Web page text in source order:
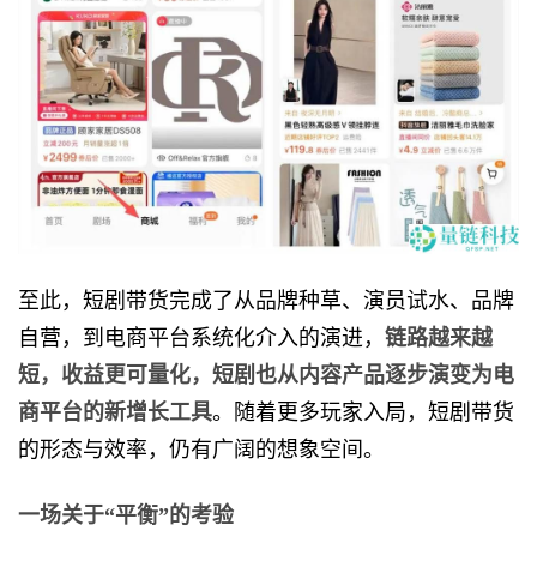
至此，短剧带货完成了从品牌种草、演员试水、品牌
自营，到电商平台系统化介入的演进， 链路越来越
短，收益更可量化，短剧也从内容产品逐步演变为电
商平台的新增长工具。随着更多玩家入局，短剧带货
的形态与效率，仍有广阔的想象空间。
一场关于“平衡”的考验